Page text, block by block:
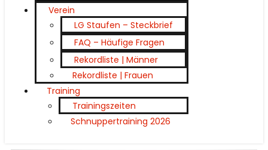
Verein
LG Staufen – Steckbrief
FAQ – Häufige Fragen
Rekordliste | Männer
Rekordliste | Frauen
Training
Trainingszeiten
Schnuppertraining 2026